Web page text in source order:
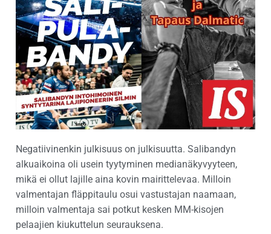
Negatiivinenkin julkisuus on julkisuutta. Salibandyn
alkuaikoina oli usein tyytyminen medianäkyvyyteen,
mikä ei ollut lajille aina kovin mairittelevaa. Milloin
valmentajan fläppitaulu osui vastustajan naamaan,
milloin valmentaja sai potkut kesken MM-kisojen
pelaajien kiukuttelun seurauksena.